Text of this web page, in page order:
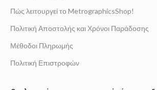
Πώς λειτουργεί το MetrographicsShop!
Πολιτική Αποστολής και Χρόνοι Παράδοσης
Μέθοδοι Πληρωμής
Πολιτική Επιστροφών